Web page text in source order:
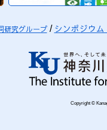
研究グループ シンポジウム
Copyright ©